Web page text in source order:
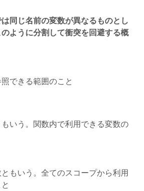
同じ名前の変数が異なるものとし
ように分割して衝突を回避する概
できる範囲のこと
いう。関数内で利用できる変数の
もいう。全てのスコープから利用